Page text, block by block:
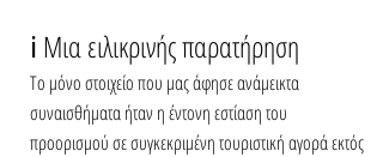
ℹ️ Μια ειλικρινής παρατήρηση
Το μόνο στοιχείο που μας άφησε ανάμεικτα
συναισθήματα ήταν η έντονη εστίαση του
προορισμού σε συγκεκριμένη τουριστική αγορά εκτός